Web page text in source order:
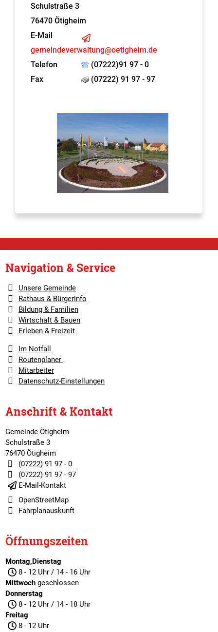
Schulstraße 3
76470 Ötigheim
E-Mail
gemeindeverwaltung@oetigheim.de
Telefon
(07222)91 97 - 0
Fax
(07222) 91 97 - 97
Navigation & Service
Unsere Gemeinde
Rathaus & Bürgerinfo
Bildung & Familien
Wirtschaft & Bauen
Erleben & Freizeit
Im Notfall
Routenplaner
Mitarbeiter
Datenschutz-Einstellungen
Anschrift & Kontakt
Gemeinde Ötigheim
Schulstraße 3
76470 Ötigheim
(07222) 91 97 - 0
(07222) 91 97 - 97
E-Mail-Kontakt
OpenStreetMap
Fahrplanauskunft
Öffnungszeiten
Montag,Dienstag
8 - 12 Uhr / 14 - 16 Uhr
Mittwochgeschlossen
Donnerstag
8 - 12 Uhr / 14 - 18 Uhr
Freitag
8 - 12 Uhr